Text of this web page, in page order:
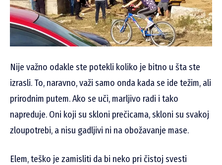
Nije važno odakle ste potekli koliko je bitno u šta ste
izrasli. To, naravno, važi samo onda kada se ide težim, ali
prirodnim putem. Ako se uči, marljivo radi i tako
napreduje. Oni koji su skloni prečicama, skloni su svakoj
zloupotrebi, a nisu gadljivi ni na obožavanje mase.
Elem, teško je zamisliti da bi neko pri čistoj svesti